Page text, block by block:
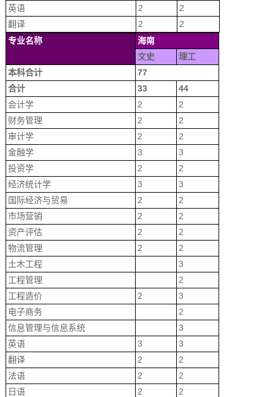
英语 2
2
翻译
2
2
专业名称
海南
文史
理工
本科合计
77
合计
33
44
会计学
2
2
财务管理
2
2
审计学
2
2
金融学
3
3
投资学
2
2
经济统计学
3
3
国际经济与贸易
2
2
市场营销
2
2
资产评估
2
2
物流管理
2
2
土木工程
3
工程管理
2
工程造价
2
3
电子商务
2
信息管理与信息系统
3
英语
3
3
翻译
2
2
法语
2
2
日语
2
2